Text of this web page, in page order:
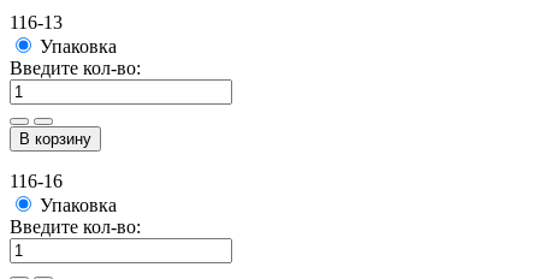
116-13
Упаковка
Введите кол-во:
В корзину
116-16
Упаковка
Введите кол-во: